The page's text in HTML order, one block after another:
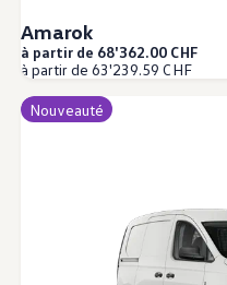
Amarok
à partir de 68'362.00 CHF
à partir de 63'239.59 CHF
Nouveauté